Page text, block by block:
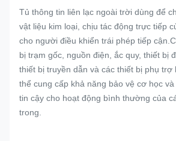
Tủ thông tin liên lạc ngoài trời dùng để
vật liệu kim loại, chịu tác động trực tiếp
cho người điều khiển trái phép tiếp
bị trạm gốc, nguồn điện, ắc quy, thiết bị
thiết bị truyền dẫn và các thiết bị phụ trợ
thể cung cấp khả năng bảo vệ cơ học
tin cậy cho hoạt động bình thường của
trong.